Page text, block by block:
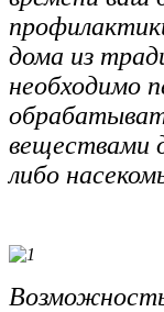
дома из
необходимо
веществами
либо